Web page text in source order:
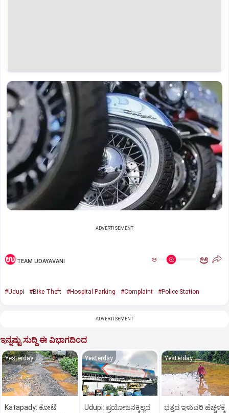
ADVERTISEMENT
TEAM UDAYAVANI ಅ ಅ
#Udupi #Bike Theft #Hospital Parking #Complaint #Police Station
ADVERTISEMENT
ಇನ್ನಷ್ಟು ಸುದ್ದಿ ಈ ವಿಭಾಗದಿಂದ
Yesterday
Katapady: ಕೋಟೆ
Yesterday
Udupi: ಪ್ರಯೋಜನಕ್ಕಿಲ್ಲದ
Yesterday
ಭತ್ತದ ಇಳುವರಿ ಹೆಚ್ಚಳಕ್ಕೆ